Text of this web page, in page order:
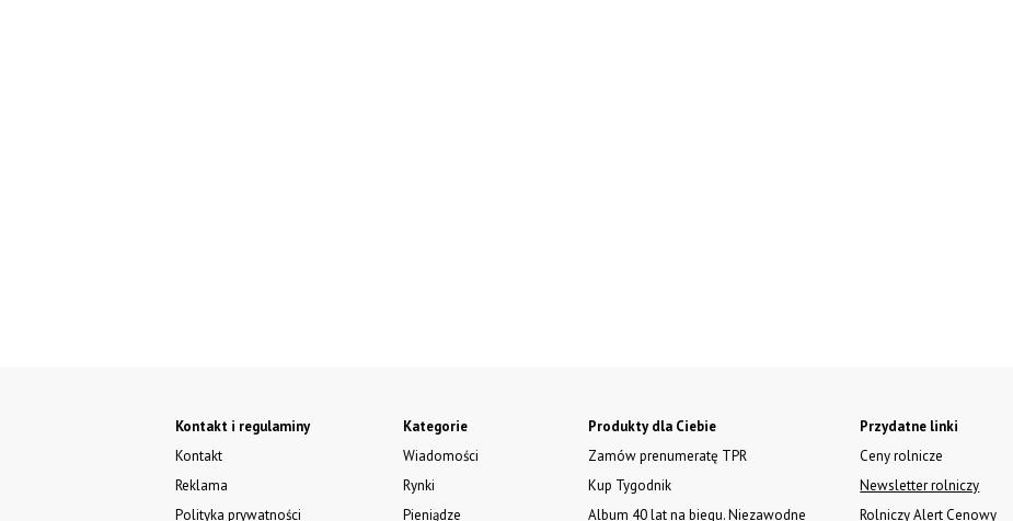
Kontakt i regulaminy
Kontakt
Reklama
Polityka prywatności
Kategorie
Wiadomości
Rynki
Pieniądze
Produkty dla Ciebie
Zamów prenumeratę TPR
Kup Tygodnik
Album 40 lat na biegu. Niezawodne
Przydatne linki
Ceny rolnicze
Newsletter rolniczy
Rolniczy Alert Cenowy